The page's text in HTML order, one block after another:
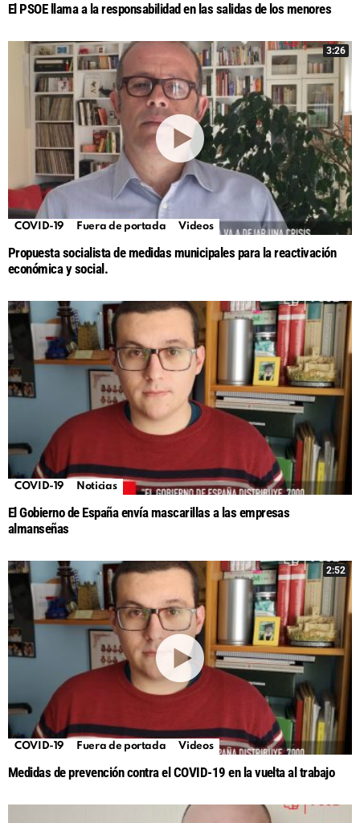
El PSOE llama a la responsabilidad en las salidas de los menores
3:26
COVID-19 Fuera de portada Videos
Propuesta socialista de medidas municipales para la reactivación
económica y social.
COVID-19 Noticias
El Gobierno de España envía mascarillas a las empresas
almanseñas
2:52
COVID-19 Fuera de portada Videos
Medidas de prevención contra el COVID-19 en la vuelta al trabajo